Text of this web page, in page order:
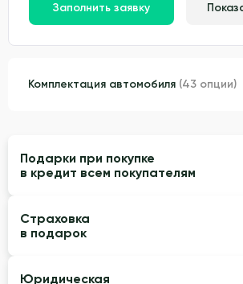
Заполнить заявку
Комплектация автомобиля (43 опции)
Подарки при покупке
в кредит всем покупателям
Страховка
в подарок
Юридическая